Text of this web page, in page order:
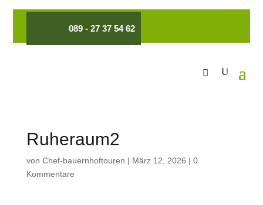
089 - 27 37 54 62
Ruheraum2
von Chef-bauernhoftouren | März 12, 2026 | 0
Kommentare